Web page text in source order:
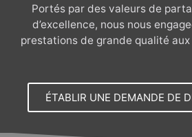
Portés par des valeurs de
d’excellence, nous nous
prestations de grande qualité
ÉTABLIR UNE DEMANDE DE